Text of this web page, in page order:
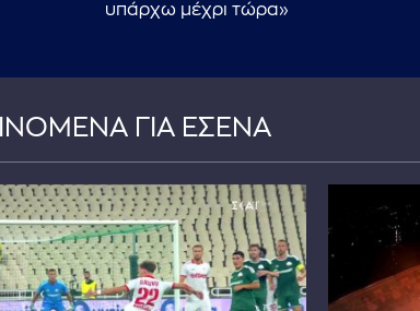
υπάρχω μέχρι τώρα»
ΓΙΑ ΕΣΕΝΑ